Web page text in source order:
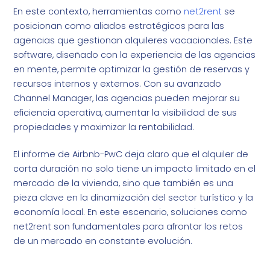
En este contexto, herramientas como net2rent se
posicionan como aliados estratégicos para las
agencias que gestionan alquileres vacacionales. Este
software, diseñado con la experiencia de las agencias
en mente, permite optimizar la gestión de reservas y
recursos internos y externos. Con su avanzado
Channel Manager, las agencias pueden mejorar su
eficiencia operativa, aumentar la visibilidad de sus
propiedades y maximizar la rentabilidad.
El informe de Airbnb-PwC deja claro que el alquiler de
corta duración no solo tiene un impacto limitado en el
mercado de la vivienda, sino que también es una
pieza clave en la dinamización del sector turístico y la
economía local. En este escenario, soluciones como
net2rent son fundamentales para afrontar los retos
de un mercado en constante evolución.